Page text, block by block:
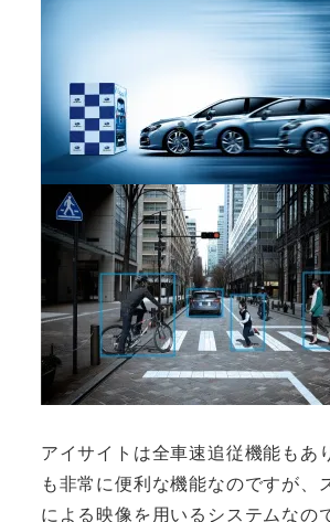
アイサイトは全車速追従機能もあ
も非常に便利な機能なのですが、
による映像を用いるシステムなの